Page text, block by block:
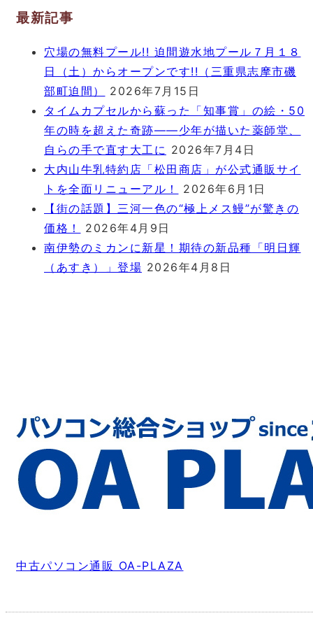
最新記事
穴場の無料プール!! 迫間遊水地プール７月１８
日（土）からオープンです!!（三重県志摩市磯
部町迫間）
2026年7月15日
タイムカプセルから蘇った「知事賞」の絵・50
年の時を超えた奇跡――少年が描いた薬師堂、
自らの手で直す大工に 2026年7月4日
大内山牛乳特約店「松田商店」が公式通販サイ
トを全面リニューアル！
2026年6月1日
【街の話題】三河一色の“極上メス鰻”が驚きの
価格！
2026年4月9日
南伊勢のミカンに新星！期待の新品種「明日輝
（あすき）」登場 2026年4月8日
中古パソコン通販 OA-PLAZA